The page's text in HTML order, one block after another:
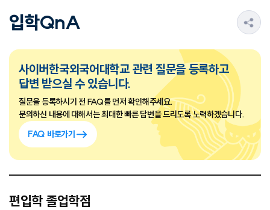
입학QnA
사이버한국외국어대학교 관련 질문을 등록하고
답변 받으실 수 있습니다.
질문을 등록하시기 전 FAQ를 먼저 확인해주세요.
문의하신 내용에 대해서는 최대한 빠른 답변을 드리도록 노력하겠습니다.
FAQ 바로가기
편입학 졸업학점